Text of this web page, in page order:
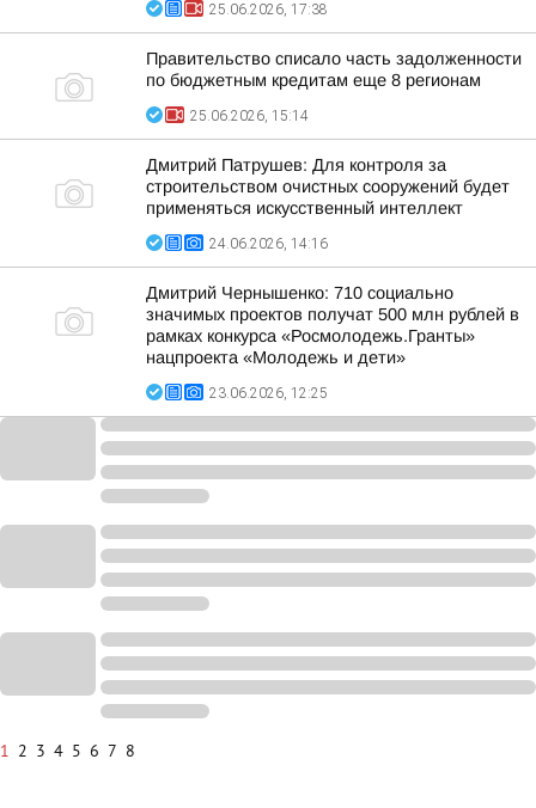
25.06.2026, 17:38
Правительство списало часть задолженности
по бюджетным кредитам еще 8 регионам
25.06.2026, 15:14
Дмитрий Патрушев: Для контроля за
строительством очистных сооружений будет
применяться искусственный интеллект
24.06.2026, 14:16
Дмитрий Чернышенко: 710 социально
значимых проектов получат 500 млн рублей в
рамках конкурса «Росмолодежь.Гранты»
нацпроекта «Молодежь и дети»
23.06.2026, 12:25
1 2 3 4 5 6 7 8